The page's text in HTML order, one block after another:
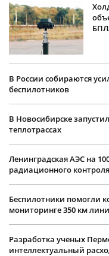
В России собираются
беспилотников
В Новосибирске
теплотрассах
Ленинградская АЭС на
радиационного
Беспилотники помогли
мониторинге 350 км
Разработка ученых
интеллектуальный